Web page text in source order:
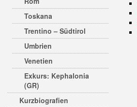
Toskana
Trentino – Südtirol
Umbrien
Venetien
Exkurs: Kephalonia
(GR)
Kurzbiografien